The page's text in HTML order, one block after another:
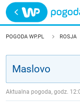
Trwa ładowanie
POLSKA
POGODA WP.PL ROSJA
Aktualna pogoda, godz.